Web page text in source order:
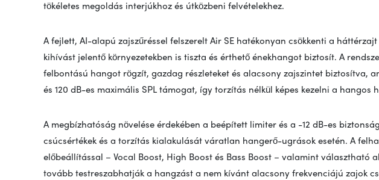
tökéletes megoldás interjúkhoz és útközbeni felvételekhez.
A fejlett, AI-alapú zajszűréssel felszerelt Air SE hatékonyan csökkenti a
kihívást jelentő környezetekben is tiszta és érthető énekhangot biztosít. A
felbontású hangot rögzít, gazdag részleteket és alacsony zajszintet biztosítva,
és 120 dB-es maximális SPL támogat, így torzítás nélkül képes kezelni a hangos
A megbízhatóság növelése érdekében a beépített limiter és a -12 dB-es
csúcsértékek és a torzítás kialakulását váratlan hangerő-ugrások esetén. A
előbeállítással – Vocal Boost, High Boost és Bass Boost – valamint választható
tovább testreszabhatják a hangzást a nem kívánt alacsony frekvenciájú zajok